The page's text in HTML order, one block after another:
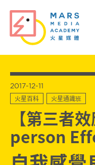
【第三者
person
2017-12-11
火星百科 火星通識班